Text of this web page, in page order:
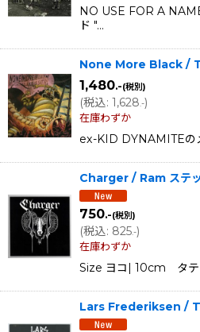
NO USE FOR A
ド "…
None More Black /
1,480.-(税別)
(税込: 1,628.-)
在庫わずか
ex-KID DYNAMITEの
Charger / Ram ステ
750.-(税別)
(税込: 825.-)
在庫わずか
Size ヨコ| 10cm タ
Lars Frederiksen /